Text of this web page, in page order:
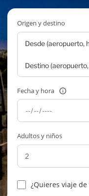
Origen y destino
Fecha y hora
Adultos y niños
¿Quieres viaje de